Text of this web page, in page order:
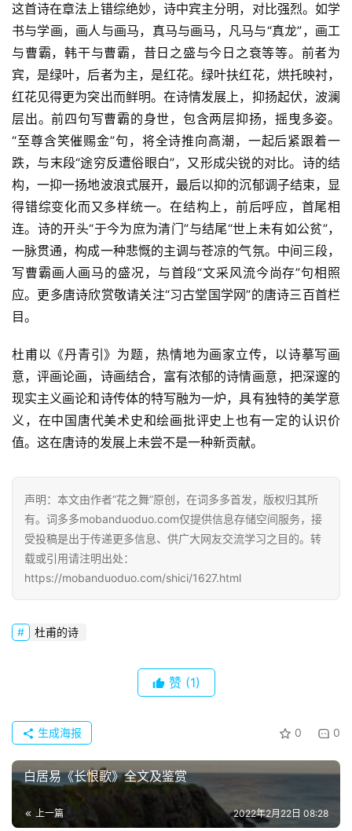
其
他
词
语
这首诗在章法上错综绝妙，诗中宾主分明，对比强烈。如学
书与学画，画人与画马，真马与画马，凡马与“真龙”，画工
与曹霸，韩干与曹霸，昔日之盛与今日之衰等等。前者为
宾，是绿叶，后者为主，是红花。绿叶扶红花，烘托映衬，
红花见得更为突出而鲜明。在诗情发展上，抑扬起伏，波澜
层出。前四句写曹霸的身世，包含两层抑扬，摇曳多姿。
“至尊含笑催赐金”句，将全诗推向高潮，一起后紧跟着一
跌，与末段“途穷反遭俗眼白”，又形成尖锐的对比。诗的结
构，一抑一扬地波浪式展开，最后以抑的沉郁调子结束，显
得错综变化而又多样统一。在结构上，前后呼应，首尾相
连。诗的开头“于今为庶为清门”与结尾“世上未有如公贫”，
一脉贯通，构成一种悲慨的主调与苍凉的气氛。中间三段，
写曹霸画人画马的盛况，与首段“文采风流今尚存”句相照
应。更多唐诗欣赏敬请关注“习古堂国学网”的唐诗三百首栏
目。
杜甫以《丹青引》为题，热情地为画家立传，以诗摹写画
意，评画论画，诗画结合，富有浓郁的诗情画意，把深邃的
现实主义画论和诗传体的特写融为一炉，具有独特的美学意
义，在中国唐代美术史和绘画批评史上也有一定的认识价
值。这在唐诗的发展上未尝不是一种新贡献。
声明：本文由作者“花之舞”原创，在词多多首发，版权归其所
有。词多多mobanduoduo.com仅提供信息存储空间服务，接
受投稿是出于传递更多信息、供广大网友交流学习之目的。转
载或引用请注明出处：
https://mobanduoduo.com/shici/1627.html
杜甫的诗
赞 (1)
0 0
生成海报
白居易《长恨歌》全文及鉴赏
上一篇 2022年2月22日 08:28